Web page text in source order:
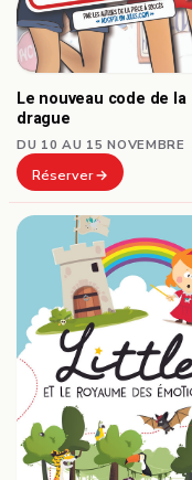
Le nouveau code de la
drague
DU 10 AU 15 NOVEMBRE
Réserver